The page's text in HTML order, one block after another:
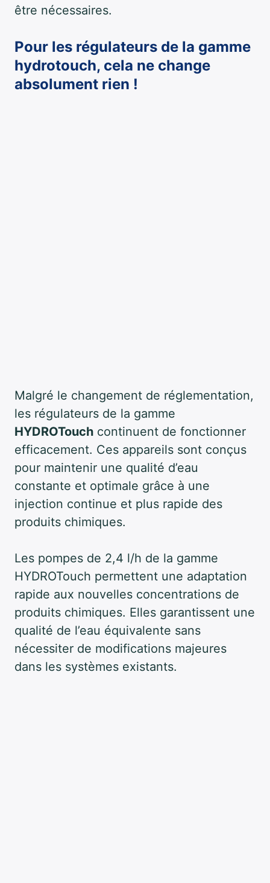
être nécessaires.
Pour les régulateurs de la gamme
hydrotouch, cela ne change
absolument rien !
Malgré le changement de réglementation,
les régulateurs de la gamme
HYDROTouch continuent de fonctionner
efficacement. Ces appareils sont conçus
pour maintenir une qualité d’eau
constante et optimale grâce à une
injection continue et plus rapide des
produits chimiques.
Les pompes de 2,4 l/h de la gamme
HYDROTouch permettent une adaptation
rapide aux nouvelles concentrations de
produits chimiques. Elles garantissent une
qualité de l’eau équivalente sans
nécessiter de modifications majeures
dans les systèmes existants.